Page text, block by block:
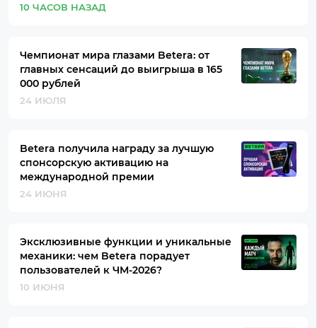
10 ЧАСОВ НАЗАД
Чемпионат мира глазами Betera: от
главных сенсаций до выигрыша в 165
000 рублей
24 ИЮЛЯ
Betera получила награду за лучшую
спонсорскую активацию на
международной премии
24 ИЮНЯ
Эксклюзивные функции и уникальные
механики: чем Betera порадует
пользователей к ЧМ-2026?
10 ИЮНЯ